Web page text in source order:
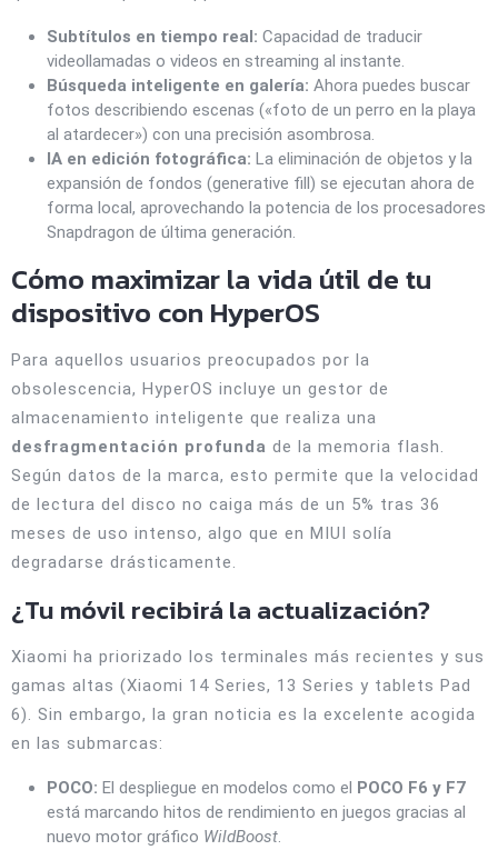
Subtítulos en tiempo real: Capacidad de traducir
videollamadas o videos en streaming al instante.
Búsqueda inteligente en galería: Ahora puedes buscar
fotos describiendo escenas («foto de un perro en la playa
al atardecer») con una precisión asombrosa.
IA en edición fotográfica: La eliminación de objetos y la
expansión de fondos (generative fill) se ejecutan ahora de
forma local, aprovechando la potencia de los procesadores
Snapdragon de última generación.
Cómo maximizar la vida útil de tu
dispositivo con HyperOS
Para aquellos usuarios preocupados por la
obsolescencia, HyperOS incluye un gestor de
almacenamiento inteligente que realiza una
desfragmentación profunda de la memoria flash.
Según datos de la marca, esto permite que la velocidad
de lectura del disco no caiga más de un 5% tras 36
meses de uso intenso, algo que en MIUI solía
degradarse drásticamente.
¿Tu móvil recibirá la actualización?
Xiaomi ha priorizado los terminales más recientes y sus
gamas altas (Xiaomi 14 Series, 13 Series y tablets Pad
6). Sin embargo, la gran noticia es la excelente acogida
en las submarcas:
POCO: El despliegue en modelos como el POCO F6 y F7
está marcando hitos de rendimiento en juegos gracias al
nuevo motor gráfico WildBoost.